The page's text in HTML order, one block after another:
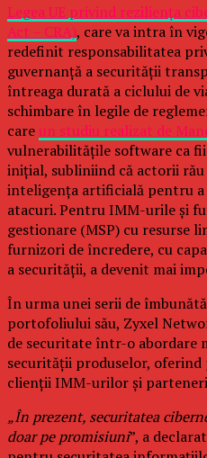
Legea UE privind reziliența
Act – CRA), care va intra în
redefinit responsabilitatea
guvernanță a securității
întreaga durată a ciclului de
schimbare în legile de
careun studiu realizat de
vulnerabilitățile software ca
inițial, subliniind că actorii
inteligența artificială pentru a
atacuri. Pentru IMM-urile și
gestionare (MSP) cu resurse
furnizori de încredere, cu
a securității, a devenit mai
În urma unei serii de
portofoliului său, Zyxel
de securitate într-o abordare
securității produselor,
clienții IMM-urilor și
„În prezent, securitatea
doar pe promisiuni”, a